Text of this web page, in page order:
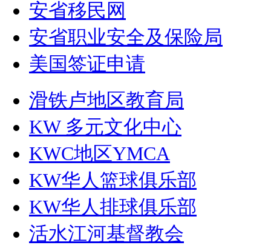
安省移民网
安省职业安全及保险局
美国签证申请
滑铁卢地区教育局
KW 多元文化中心
KWC地区YMCA
KW华人篮球俱乐部
KW华人排球俱乐部
活水江河基督教会